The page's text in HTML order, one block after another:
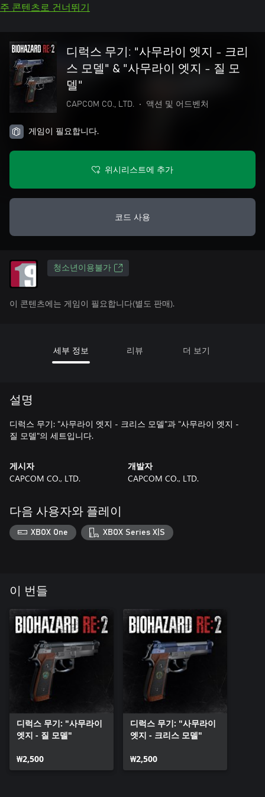
주 콘텐츠로 건너뛰기
디럭스 무기: "사무라이 엣지 - 크리
스 모델" & "사무라이 엣지 - 질 모
델"
CAPCOM CO., LTD. • 액션 및 어드벤처
게임이 필요합니다.
위시리스트에 추가
코드 사용
청소년이용불가
이 콘텐츠에는 게임이 필요합니다(별도 판매).
세부 정보 리뷰 더 보기
설명
디럭스 무기: "사무라이 엣지 - 크리스 모델"과 "사무라이 엣지 -
질 모델"의 세트입니다.
게시자
CAPCOM CO., LTD.
개발자
CAPCOM CO., LTD.
다음 사용자와 플레이
XBOX One XBOX Series X|S
이 번들
디럭스 무기: "사무라이
엣지 - 질 모델"
₩2,500
디럭스 무기: "사무라이
엣지 - 크리스 모델"
₩2,500